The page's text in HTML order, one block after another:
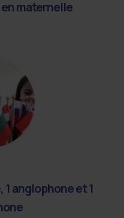
maternelle
anglophone et 1